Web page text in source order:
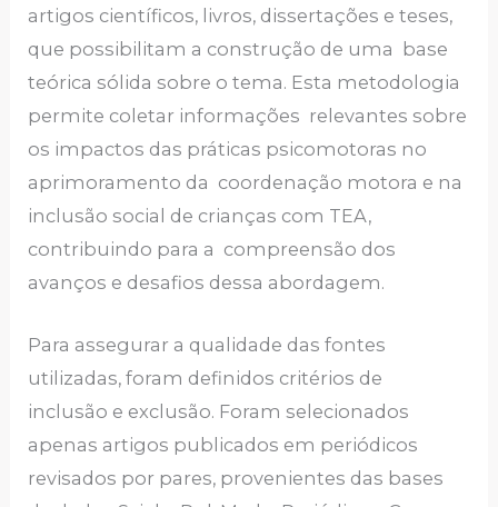
artigos científicos, livros, dissertações e teses,
que possibilitam a construção de uma base
teórica sólida sobre o tema. Esta metodologia
permite coletar informações relevantes sobre
os impactos das práticas psicomotoras no
aprimoramento da coordenação motora e na
inclusão social de crianças com TEA,
contribuindo para a compreensão dos
avanços e desafios dessa abordagem.
Para assegurar a qualidade das fontes
utilizadas, foram definidos critérios de
inclusão e exclusão. Foram selecionados
apenas artigos publicados em periódicos
revisados por pares, provenientes das bases